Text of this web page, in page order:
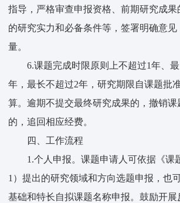
指导，严格审查申报资格、前期研究成果
的研究实力和必备条件等，签署明确意
量。
6.课题完成时限原则上不超过1年、
年，最长不超过2年，研究期限自课题批
算。逾期不提交最终研究成果的，撤销课
的，追回相应经费。
四、工作流程
1.个人申报。课题申请人可依据《课
1）提出的研究领域和方向选题申报，也
基础和特长自拟课题名称申报。鼓励开